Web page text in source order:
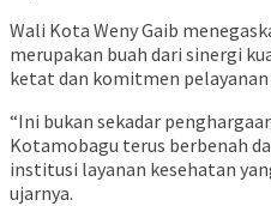
Wali Kota Weny Gaib
merupakan buah dari sinergi
ketat dan komitmen
“Ini bukan sekadar
Kotamobagu terus berbenah
institusi layanan kesehatan
ujarnya.